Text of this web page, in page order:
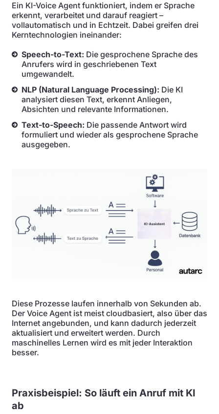
Ein KI-Voice Agent funktioniert, indem er Sprache
erkennt, verarbeitet und darauf reagiert –
vollautomatisch und in Echtzeit. Dabei greifen drei
Kerntechnologien ineinander:
Speech-to-Text: Die gesprochene Sprache des
Anrufers wird in geschriebenen Text
umgewandelt.
NLP (Natural Language Processing): Die KI
analysiert diesen Text, erkennt Anliegen,
Absichten und relevante Informationen.
Text-to-Speech: Die passende Antwort wird
formuliert und wieder als gesprochene Sprache
ausgegeben.
Diese Prozesse laufen innerhalb von Sekunden ab.
Der Voice Agent ist meist cloudbasiert, also über das
Internet angebunden, und kann dadurch jederzeit
aktualisiert und erweitert werden. Durch
maschinelles Lernen wird es mit jeder Interaktion
besser.
Praxisbeispiel: So läuft ein Anruf mit KI
ab